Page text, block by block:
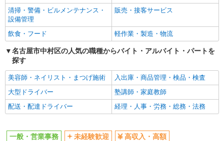
清掃・警備・ビルメンテナンス・
設備管理
販売・接客サービス
飲食・フード 軽作業・製造・物流
名古屋市中村区の人気の職種からバイト・アルバイト・パートを
探す
美容師・ネイリスト・まつげ施術
入出庫・商品管理・検品・検査
大型ドライバー
塾講師・家庭教師
配送・配達ドライバー
経理・人事・労務・総務・法務
一般・営業事務 未経験歓迎
高収入・高額